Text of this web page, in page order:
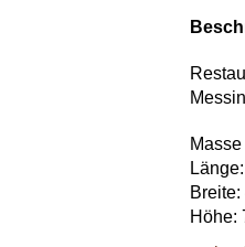
Breite:
Höhe: